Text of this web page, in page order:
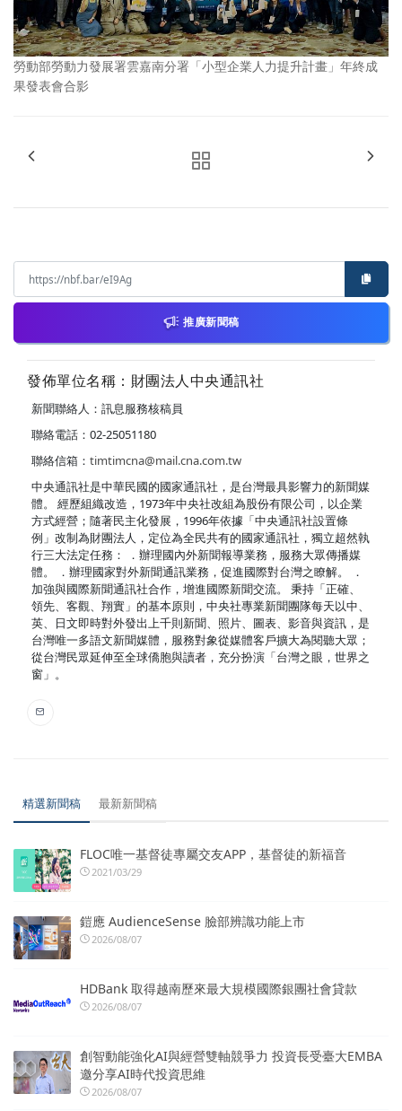
勞動部勞動力發展署雲嘉南分署「小型企業人力提升計畫」年終成
果發表會合影
推廣新聞稿
發佈單位名稱：財團法人中央通訊社
新聞聯絡人：訊息服務核稿員
聯絡電話：02-25051180
聯絡信箱： timtimcna@mail.cna.com.tw
中央通訊社是中華民國的國家通訊社，是台灣最具影響力的新聞媒
體。 經歷組織改造，1973年中央社改組為股份有限公司，以企業
方式經營；隨著民主化發展，1996年依據「中央通訊社設置條
例」改制為財團法人，定位為全民共有的國家通訊社，獨立超然執
行三大法定任務： ．辦理國內外新聞報導業務，服務大眾傳播媒
體。 ．辦理國家對外新聞通訊業務，促進國際對台灣之瞭解。 ．
加強與國際新聞通訊社合作，增進國際新聞交流。 秉持「正確、
領先、客觀、翔實」的基本原則，中央社專業新聞團隊每天以中、
英、日文即時對外發出上千則新聞、照片、圖表、影音與資訊，是
台灣唯一多語文新聞媒體，服務對象從媒體客戶擴大為閱聽大眾；
從台灣民眾延伸至全球僑胞與讀者，充分扮演「台灣之眼，世界之
窗」。
精選新聞稿 最新新聞稿
FLOC唯一基督徒專屬交友APP，基督徒的新福音
2021/03/29
鎧應 AudienceSense 臉部辨識功能上市
2026/08/07
HDBank 取得越南歷來最大規模國際銀團社會貸款
2026/08/07
創智動能強化AI與經營雙軸競爭力 投資長受臺大EMBA
邀分享AI時代投資思維
2026/08/07